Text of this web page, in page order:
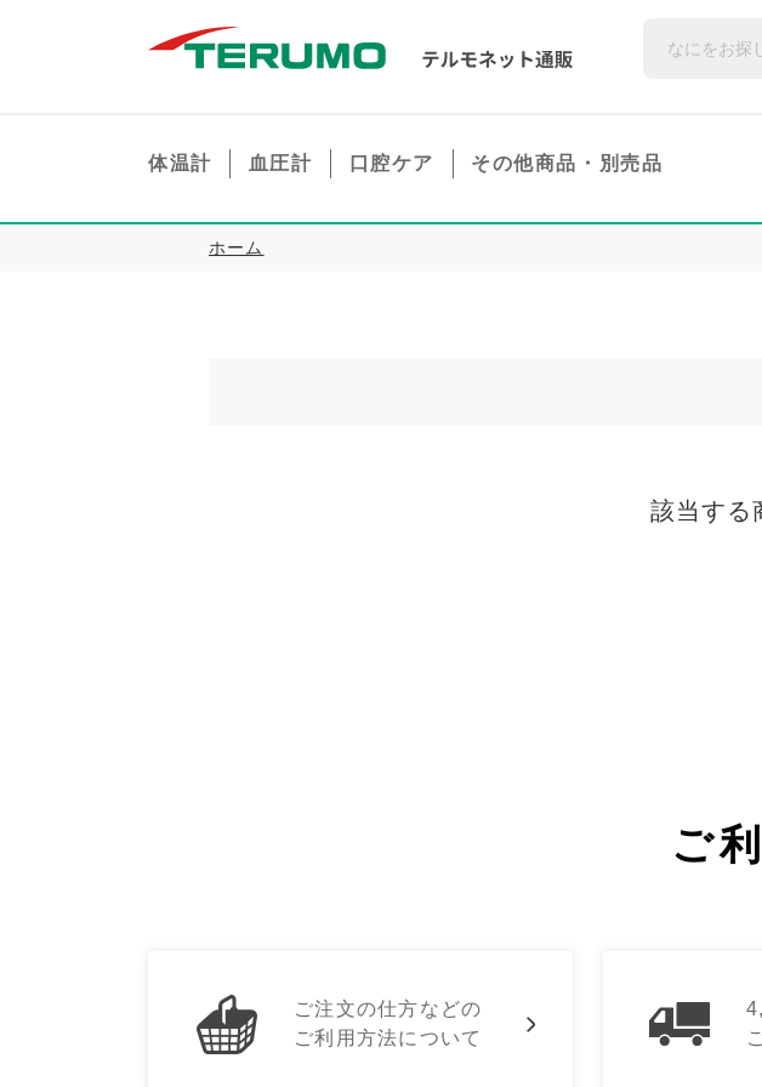
体温計 血圧計 口腔ケア その他商品・ 別売品
ホーム
該当する
ご
ご注文の仕方などの
ご利用方法について